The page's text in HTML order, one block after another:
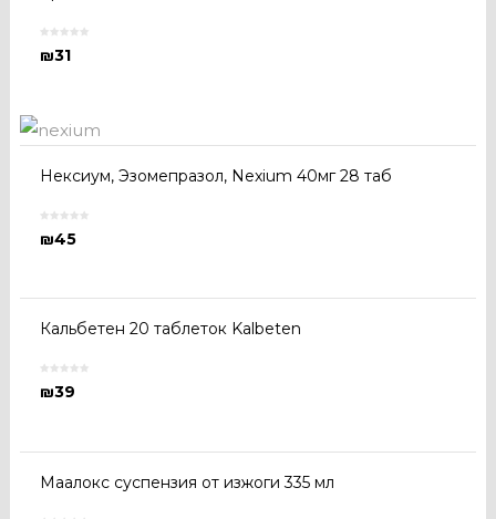
₪31
Нексиум, Эзомепразол, Nexium 40мг 28 таб
₪45
Кальбетен 20 таблеток Kalbeten
₪39
Маалокс суспензия от изжоги 335 мл